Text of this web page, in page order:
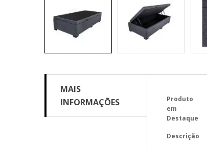
MAIS
INFORMAÇÕES
informações
Produto
em
Destaque
Descrição